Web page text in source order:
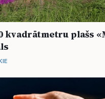
kvadrātmetru plašs